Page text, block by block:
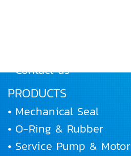
• Contact us
PRODUCTS
• Mechanical Seal
• O-Ring & Rubber
• Service Pump & Motor